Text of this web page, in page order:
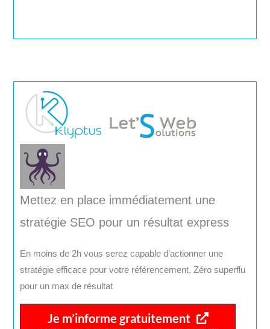
Mettez en place immédiatement une
stratégie SEO pour un résultat express
En moins de 2h vous serez capable d’actionner une
stratégie efficace pour votre référencement. Zéro superflu
pour un max de résultat
Je m’informe gratuitement